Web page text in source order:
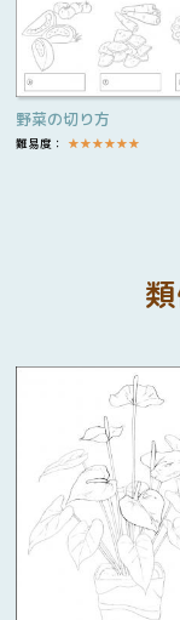
野菜の切り方
難易度： ★★★★★★